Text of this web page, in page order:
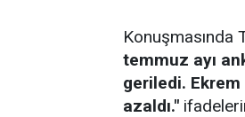
Konuşmasında
temmuz ayı
geriledi.
azaldı."